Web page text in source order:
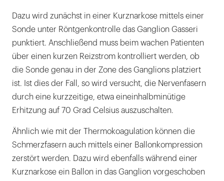
Dazu wird zunächst in einer Kurznarkose mittels einer
Sonde unter Röntgenkontrolle das Ganglion Gasseri
punktiert. Anschließend muss beim wachen Patienten
über einen kurzen Reizstrom kontrolliert werden, ob
die Sonde genau in der Zone des Ganglions platziert
ist. Ist dies der Fall, so wird versucht, die Nervenfasern
durch eine kurzzeitige, etwa eineinhalbminütige
Erhitzung auf 70 Grad Celsius auszuschalten.
Ähnlich wie mit der Thermokoagulation können die
Schmerzfasern auch mittels einer Ballonkompression
zerstört werden. Dazu wird ebenfalls während einer
Kurznarkose ein Ballon in das Ganglion vorgeschoben